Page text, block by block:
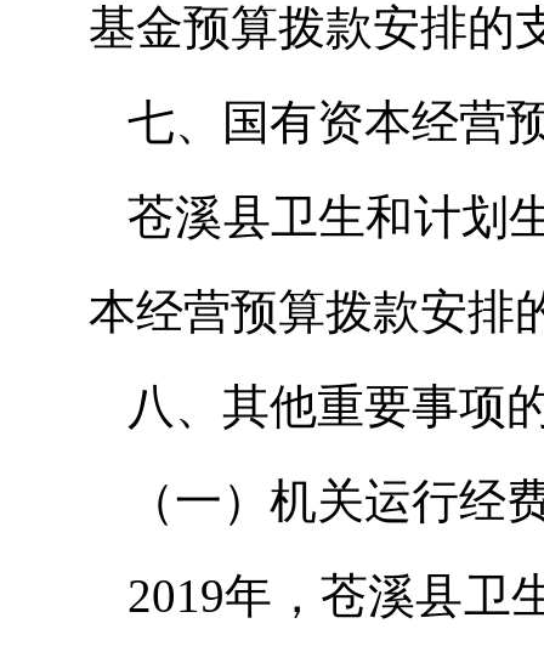
基金预算拨款安排的
七、国有资本经营
苍溪县卫生和计划
本经营预算拨款安排
八、其他重要事项
（一）机关运行经
2019年，苍溪县卫